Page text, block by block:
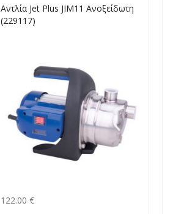
Αντλία Jet Plus JΙΜ11 Ανοξείδωτη
(229117)
122.00 €